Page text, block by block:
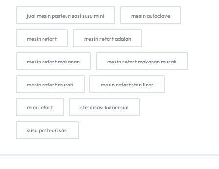
jual mesin pasteurisasi susu mini mesin autoclave
mesin retort mesin retort adalah
mesin retort makanan mesin retort makanan murah
mesin retort murah mesin retort sterilizer
mini retort sterilisasi komersial
susu pasteurisasi